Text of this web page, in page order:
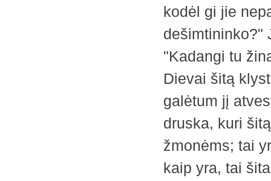
kodėl gi jie
dešimtininko?"
"Kadangi tu
Dievai šitą
galėtum jį
druska, kuri
žmonėms; tai
kaip yra, tai